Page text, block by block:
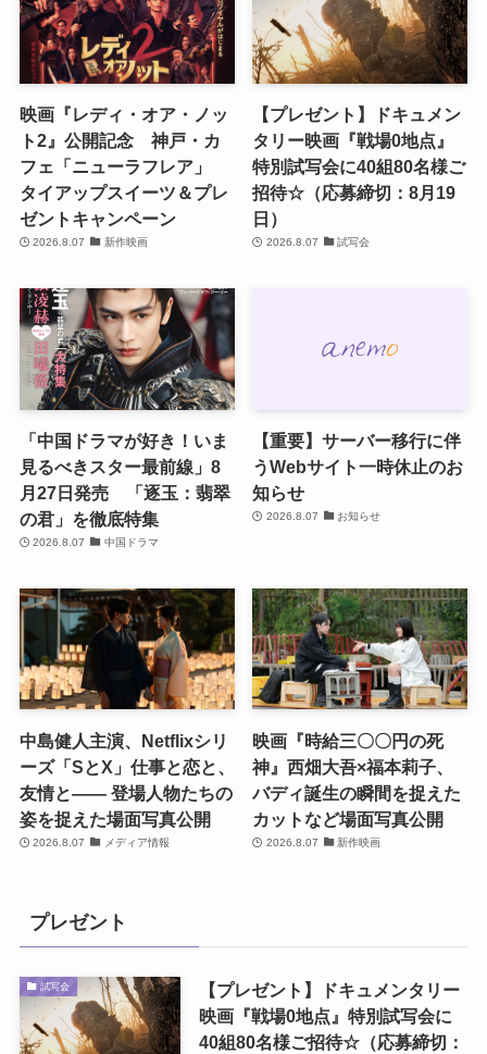
映画『レディ・オア・ノッ
ト2』公開記念 神戸・カ
フェ「ニューラフレア」
タイアップスイーツ＆プレ
ゼントキャンペーン
2026.8.07 新作映画
【プレゼント】ドキュメン
タリー映画『戦場0地点』
特別試写会に40組80名様ご
招待☆（応募締切：8月19
日）
2026.8.07 試写会
「中国ドラマが好き！いま
見るべきスター最前線」8
月27日発売 「逐玉：翡翠
の君」を徹底特集
2026.8.07 中国ドラマ
【重要】サーバー移行に伴
うWebサイト一時休止のお
知らせ
2026.8.07 お知らせ
中島健人主演、Netflixシリ
ーズ「SとX」仕事と恋と、
友情と―― 登場人物たちの
姿を捉えた場面写真公開
2026.8.07 メディア情報
映画『時給三〇〇円の死
神』西畑大吾×福本莉子、
バディ誕生の瞬間を捉えた
カットなど場面写真公開
2026.8.07 新作映画
プレゼント
試写会
【プレゼント】ドキュメンタリー
映画『戦場0地点』特別試写会に
40組80名様ご招待☆（応募締切：